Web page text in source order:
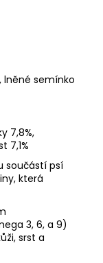
lněné semínko
7,8%,
7,1%
součástí psí
která
3, 6, a 9)
srst a